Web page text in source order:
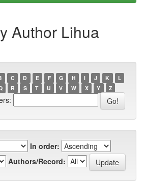
Author Lihua
C D E F G H I J K
L
R S T U V W X Y Z
In order:
Authors/Record: